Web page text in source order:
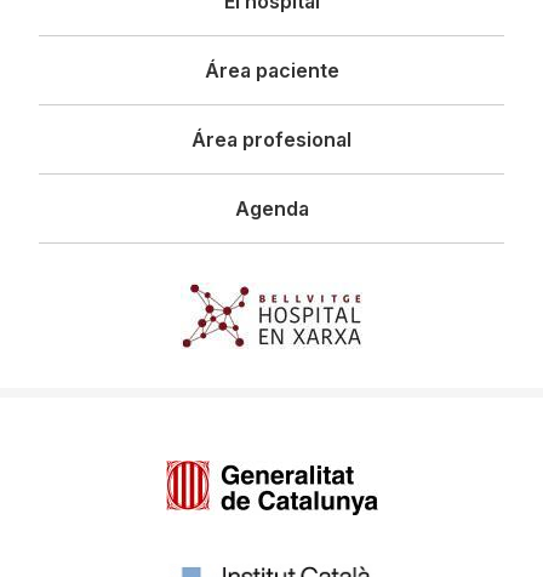
principal
Área paciente
Área profesional
Agenda